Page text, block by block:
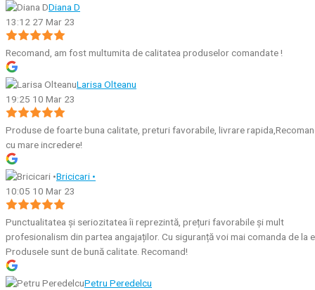
Diana D
13:12 27 Mar 23
Recomand, am fost multumita de calitatea produselor comandate !
Larisa Olteanu
19:25 10 Mar 23
Produse de foarte buna calitate, preturi favorabile, livrare
cu mare incredere!
Bricicari •
10:05 10 Mar 23
Punctualitatea și seriozitatea îi reprezintă, prețuri favorabile și mult
profesionalism din partea angajaților. Cu siguranță voi mai comanda de la
Produsele sunt de bună calitate. Recomand!
Petru Peredelcu